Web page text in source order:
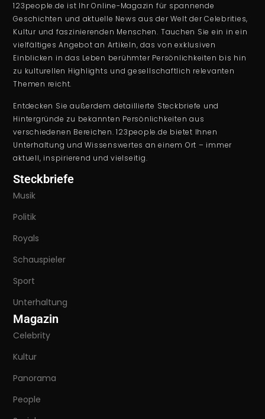
123people.de ist Ihr Online-Magazin für spannende
Geschichten und aktuelle News aus der Welt der Celebrities,
Kultur und faszinierenden Menschen. Tauchen Sie ein in ein
vielfältiges Angebot an Artikeln, das von exklusiven
Einblicken in das Leben berühmter Persönlichkeiten bis hin
zu kulturellen Highlights und gesellschaftlich relevanten
Themen reicht.
Entdecken Sie außerdem detaillierte Steckbriefe und
Hintergründe zu bekannten Persönlichkeiten aus
verschiedenen Bereichen. 123people.de bietet Ihnen
Unterhaltung und Wissenswertes an einem Ort – immer
aktuell, inspirierend und vielseitig.
Steckbriefe
Musik
Politik
Royals
Schauspieler
Sport
Unterhaltung
Magazin
Celebrity
Kultur
Panorama
People